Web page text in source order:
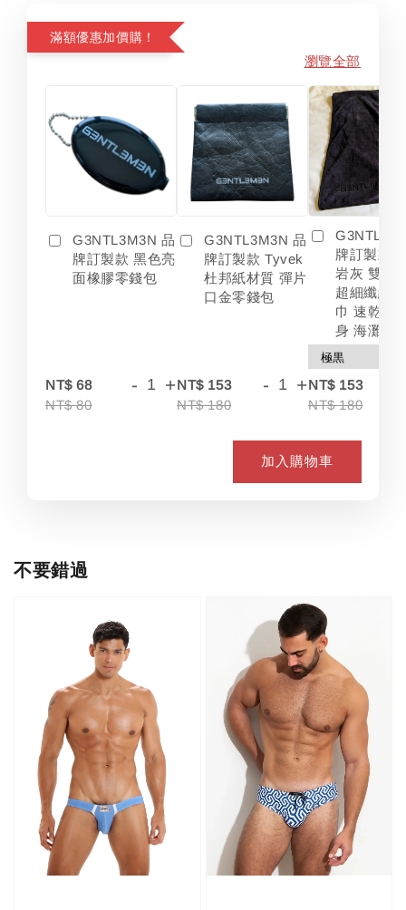
滿額優惠加價購！
瀏覽全部
G3NTL3M3N 品
牌訂製款 黑色亮
面橡膠零錢包
NT$ 68
NT$ 80
- +
G3NTL3M3N 品
牌訂製款 Tyvek
杜邦紙材質 彈片
口金零錢包
NT$ 153
NT$ 180
- +
牌訂製款
岩灰 雙色
超細纖維
巾 速乾 吸
身 海灘
NT$ 153
NT$ 180
加入購物車
不要錯過